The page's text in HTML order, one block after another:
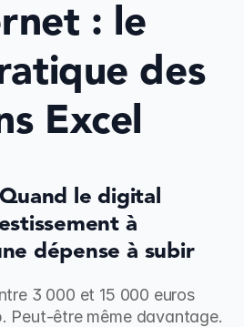
: le
des
Excel
le digital
à
dépense à subir
3 000 et 15 000 euros
Peut-être même davantage.